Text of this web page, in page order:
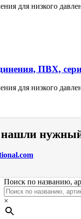
для низкого
ПВХ,
для низкого
Поиск по названию,
×